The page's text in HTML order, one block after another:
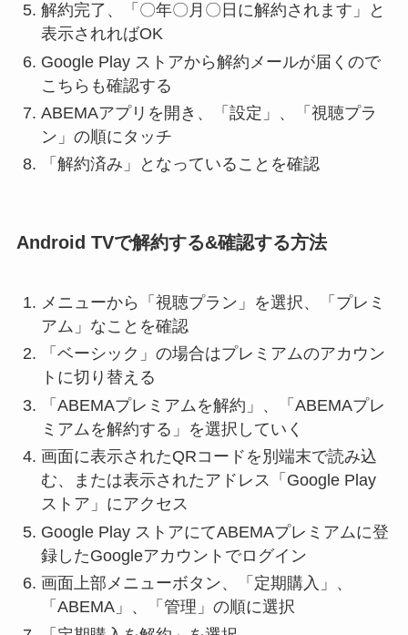
解約完了、「〇年〇月〇日に解約されます」と
表示されればOK
Google Play ストアから解約メールが届くので
こちらも確認する
ABEMAアプリを開き、「設定」、「視聴プラ
ン」の順にタッチ
「解約済み」となっていることを確認
Android TVで解約する&確認する方法
メニューから「視聴プラン」を選択、「プレミ
アム」なことを確認
「ベーシック」の場合はプレミアムのアカウン
トに切り替える
「ABEMAプレミアムを解約」、「ABEMAプレ
ミアムを解約する」を選択していく
画面に表示されたQRコードを別端末で読み込
む、または表示されたアドレス「Google Play
ストア」にアクセス
Google Play ストアにてABEMAプレミアムに登
録したGoogleアカウントでログイン
画面上部メニューボタン、「定期購入」、
「ABEMA」、「管理」の順に選択